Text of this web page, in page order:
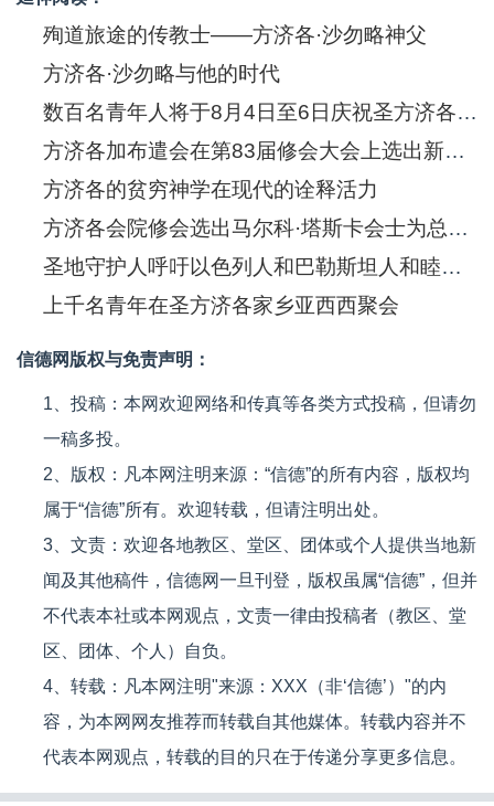
殉道旅途的传教士——方济各·沙勿略神父
方济各·沙勿略与他的时代
数百名青年人将于8月4日至6日庆祝圣方济各·沙勿略诞生五百年
方济各加布遣会在第83届修会大会上选出新的总会长
方济各的贫穷神学在现代的诠释活力
方济各会院修会选出马尔科·塔斯卡会士为总会长
圣地守护人呼吁以色列人和巴勒斯坦人和睦共处
上千名青年在圣方济各家乡亚西西聚会
信德网版权与免责声明：
1、投稿：本网欢迎网络和传真等各类方式投稿，但请勿
一稿多投。
2、版权：凡本网注明来源：“信德”的所有内容，版权均
属于“信德”所有。欢迎转载，但请注明出处。
3、文责：欢迎各地教区、堂区、团体或个人提供当地新
闻及其他稿件，信德网一旦刊登，版权虽属“信德”，但并
不代表本社或本网观点，文责一律由投稿者（教区、堂
区、团体、个人）自负。
4、转载：凡本网注明"来源：XXX（非‘信德’）"的内
容，为本网网友推荐而转载自其他媒体。转载内容并不
代表本网观点，转载的目的只在于传递分享更多信息。